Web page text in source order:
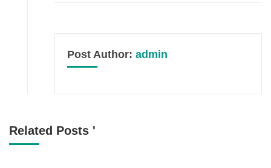
Post Author: admin
Related Posts '